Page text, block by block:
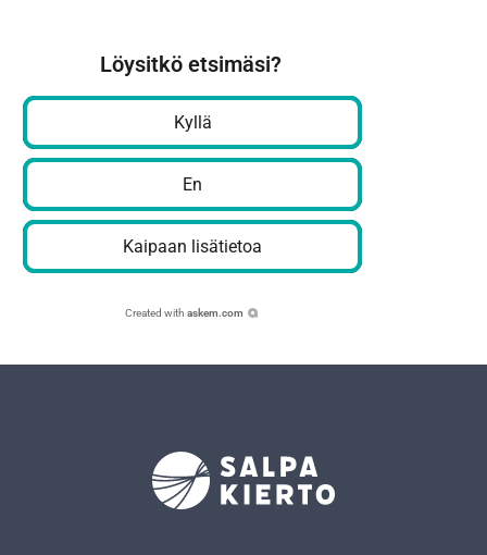
Löysitkö etsimäsi?
Kyllä
En
Kaipaan lisätietoa
Created with askem.com